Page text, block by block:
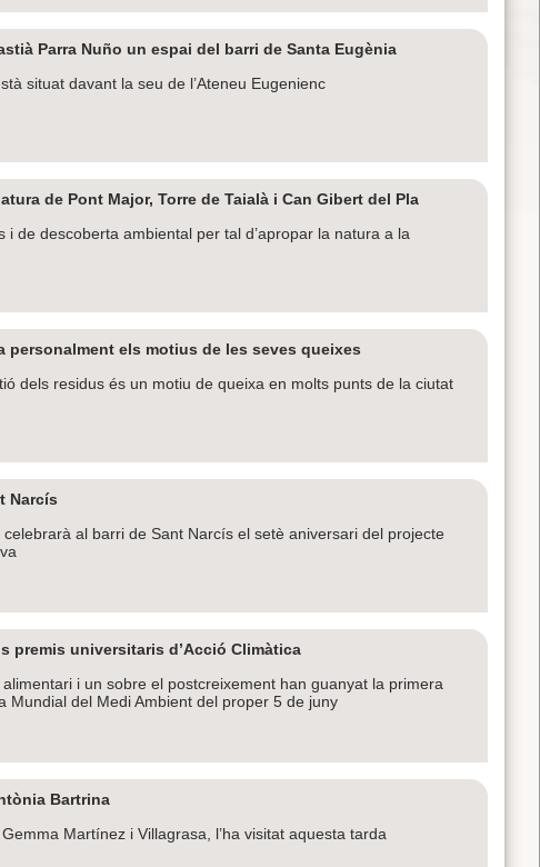
Parra Nuño un espai del barri de Santa Eugènia
situat davant la seu de l’Ateneu Eugenienc
de Pont Major, Torre de Taialà i Can Gibert del Pla
i de descoberta ambiental per tal d’apropar la natura a la
els motius de les seves queixes
dels residus és un motiu de queixa en molts punts de la ciutat
Narcís
al barri de Sant Narcís el setè aniversari del projecte
premis universitaris d’Acció Climàtica
i un sobre el postcreixement han guanyat la primera
Mundial del Medi Ambient del proper 5 de juny
Bartrina
Martínez i Villagrasa, l’ha visitat aquesta tarda